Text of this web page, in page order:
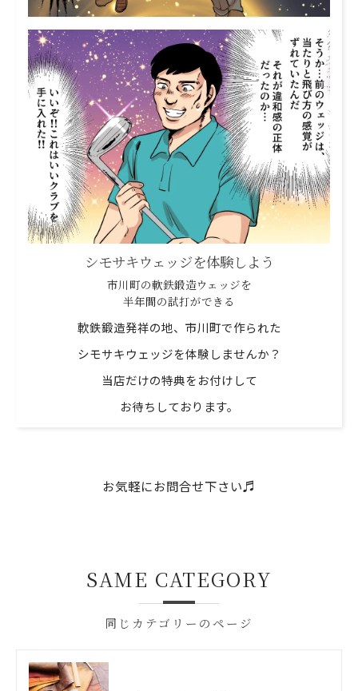
シモサキウェッジを体験しよう
市川町の軟鉄鍛造ウェッジを
半年間の試打ができる
軟鉄鍛造発祥の地、市川町で作られた
シモサキウェッジを体験しませんか？
当店だけの特典をお付けして
お待ちしております。
お気軽にお問合せ下さい♬
同じカテゴリーのページ
SAME CATEGORY